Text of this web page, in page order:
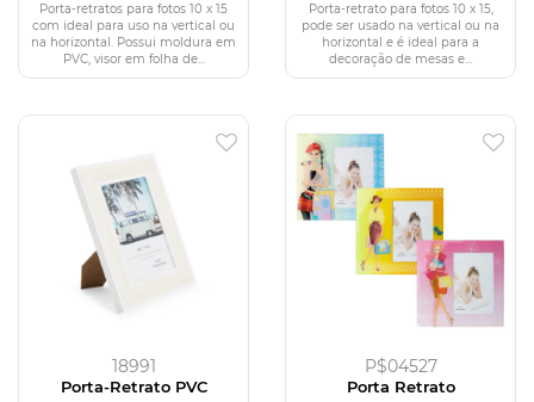
Porta-retratos para fotos 10 x 15
com ideal para uso na vertical ou
na horizontal. Possui moldura em
PVC, visor em folha de...
Porta-retrato para fotos 10 x 15,
pode ser usado na vertical ou na
horizontal e é ideal para a
decoração de mesas e...
18991
Porta-Retrato PVC
P$04527
Porta Retrato